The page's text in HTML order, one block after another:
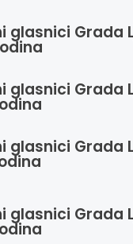
glasnici Grada
glasnici Grada
glasnici Grada
glasnici Grada